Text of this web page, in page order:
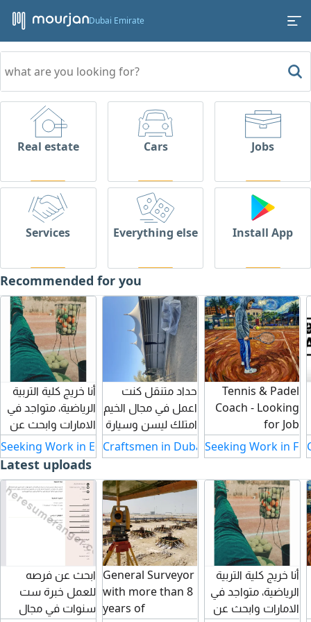
Dubai Emirate
Real estate Cars Jobs
Services Everything else Install App
Recommended for you
أنا خريج كلية التربية
الرياضية، متواجد في
الامارات وابحث عن
فرصة عمل. اعمل
ك مدرس تربية بدنية
بالمدارس، وكذلك
مدرب تنس محترف
في النوادي أو
الأكاديميات أو
التدريب الخاص. لدي
خبرة عملية في
التدريس والتدريب
الرياضي. قدرة على
التعامل مع مختلف
Seeking Work in Education and Teaching in Dubai Emirate
حداد متنقل كنت
اعمل في مجال الخيم
امتلك ليسن وسيارة
على استعداد للعمل
مع مهندسين أو
خارجي جميع أنحاء
الدولة
Craftsmen in Dubai Emirate
Tennis & Padel
Coach - Looking
for Job
Opportunity مدرب
تنس وبادل محترف
عمل في نادي أو
أكاديمية رياضية داخل
الامارات. خبرة في
تدريب وتطوير
اللاعبين Tennis
Coach Padel
Coach تدريب أفراد
ومجموعات تدريب
Seeking Work in
Latest uploads
ابحث عن فرصه
للعمل خبرة ست
سنوات في مجال
General Surveyor
with more than 8
years of
أنا خريج كلية التربية
الرياضية، متواجد في
الامارات وابحث عن